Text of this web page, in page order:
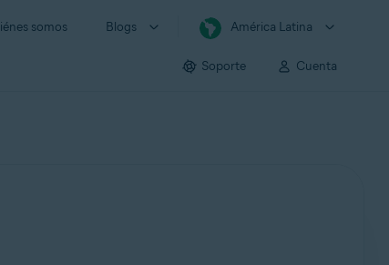
somos Blogs América Latina
Soporte Cuenta